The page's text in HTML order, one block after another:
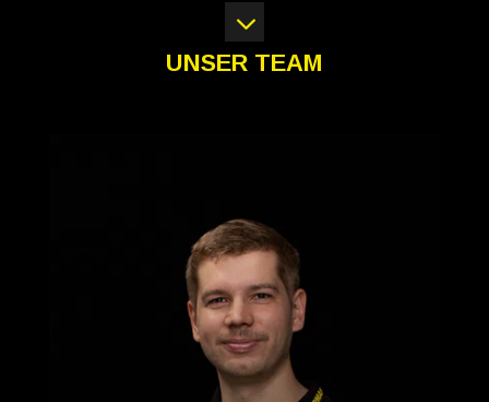
3
UNSER TEAM